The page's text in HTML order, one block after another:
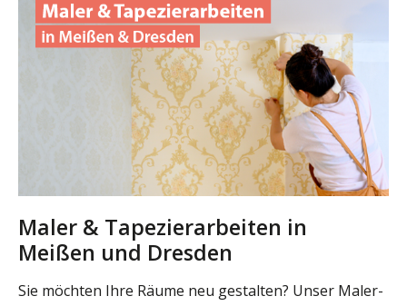
Maler & Tapezierarbeiten in
Meißen und Dresden
Sie möchten Ihre Räume neu gestalten? Unser Maler-